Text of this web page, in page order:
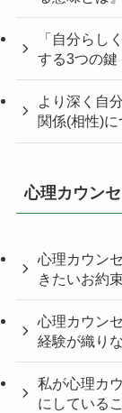
「自分らし
する3つの鍵
より深く自
関係(相性)
心理カウン
心理カウン
きたいお約束
心理カウン
経験が織り
私が心理カ
にしている